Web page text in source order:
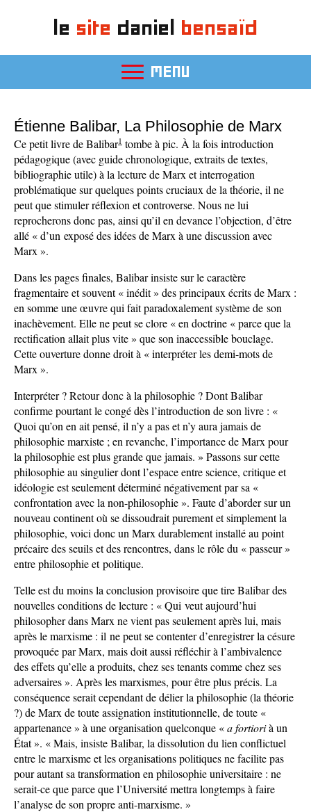
le site daniel bensaïd
MENU
Étienne Balibar, La Philosophie de Marx
Ce petit livre de Balibar1 tombe à pic. À la fois introduction
pédagogique (avec guide chronologique, extraits de textes,
bibliographie utile) à la lecture de Marx et interrogation
problématique sur quelques points cruciaux de la théorie, il ne
peut que stimuler réflexion et controverse. Nous ne lui
reprocherons donc pas, ainsi qu’il en devance l’objection, d’être
allé « d’un exposé des idées de Marx à une discussion avec
Marx ».
Dans les pages finales, Balibar insiste sur le caractère
fragmentaire et souvent « inédit » des principaux écrits de Marx :
en somme une œuvre qui fait paradoxalement système de son
inachèvement. Elle ne peut se clore « en doctrine « parce que la
rectification allait plus vite » que son inaccessible bouclage.
Cette ouverture donne droit à « interpréter les demi-mots de
Marx ».
Interpréter ? Retour donc à la philosophie ? Dont Balibar
confirme pourtant le congé dès l’introduction de son livre : «
Quoi qu’on en ait pensé, il n’y a pas et n’y aura jamais de
philosophie marxiste ; en revanche, l’importance de Marx pour
la philosophie est plus grande que jamais. » Passons sur cette
philosophie au singulier dont l’espace entre science, critique et
idéologie est seulement déterminé négativement par sa «
confrontation avec la non-philosophie ». Faute d’aborder sur un
nouveau continent où se dissoudrait purement et simplement la
philosophie, voici donc un Marx durablement installé au point
précaire des seuils et des rencontres, dans le rôle du « passeur »
entre philosophie et politique.
Telle est du moins la conclusion provisoire que tire Balibar des
nouvelles conditions de lecture : « Qui veut aujourd’hui
philosopher dans Marx ne vient pas seulement après lui, mais
après le marxisme : il ne peut se contenter d’enregistrer la césure
provoquée par Marx, mais doit aussi réfléchir à l’ambivalence
des effets qu’elle a produits, chez ses tenants comme chez ses
adversaires ». Après les marxismes, pour être plus précis. La
conséquence serait cependant de délier la philosophie (la théorie
?) de Marx de toute assignation institutionnelle, de toute «
appartenance » à une organisation quelconque «a fortiorià un
État ». « Mais, insiste Balibar, la dissolution du lien conflictuel
entre le marxisme et les organisations politiques ne facilite pas
pour autant sa transformation en philosophie universitaire : ne
serait-ce que parce que l’Université mettra longtemps à faire
l’analyse de son propre anti-marxisme. »